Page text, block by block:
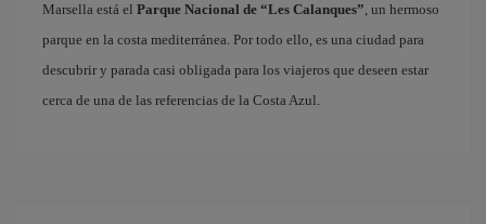
Marsella está el Parque Nacional de “Les Calanques”, un hermoso
parque en la costa mediterránea. Por todo ello, es una ciudad para
descubrir y parada casi obligada para los viajeros que deseen estar
cerca de una de las referencias de la Costa Azul.